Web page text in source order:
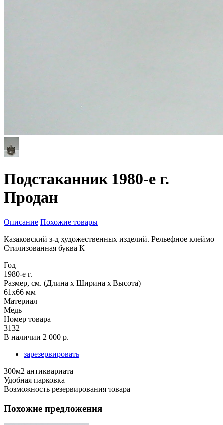
Подстаканник 1980-е г.
Продан
Описание Похожие товары
Казаковский з-д художественных изделий. Рельефное клеймо
Стилизованная буква К
Год
1980-е г.
Размер, см. (Длина х Ширина х Высота)
61х66 мм
Материал
Медь
Номер товара
3132
В наличии 2 000 р.
зарезервировать
300м2 антиквариата
Удобная парковка
Возможность резервирования товара
Похожие предложения